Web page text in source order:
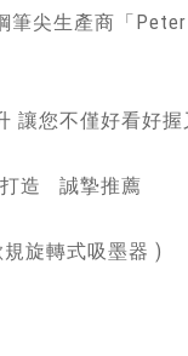
筆尖生產商「
讓您不僅好看好握
打造 誠摯推薦
旋轉式吸墨器 )